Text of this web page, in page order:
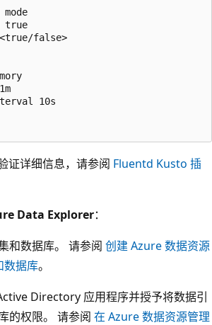
mode
true
false>
10s
证详细信息，请参阅 Fluentd Kusto 插
Data Explorer：
和数据库。 请参阅 创建 Azure 数据资源
数据库。
Directory 应用程序并授予将数据引
的权限。 请参阅 在 Azure 数据资源管理